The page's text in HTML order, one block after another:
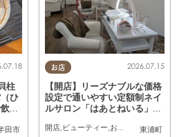
田市
柱
ひ
茶
康,行ってみたレポ ,夫婦,カップル,おひとりさま,友人
お店
東浦町
2026.07.15
【開店】リーズナブルな価格
設定で通いやすい定額制ネイ
ルサロン「はあとねいる」が
オープン
開店, ビューティー,おひとりさま